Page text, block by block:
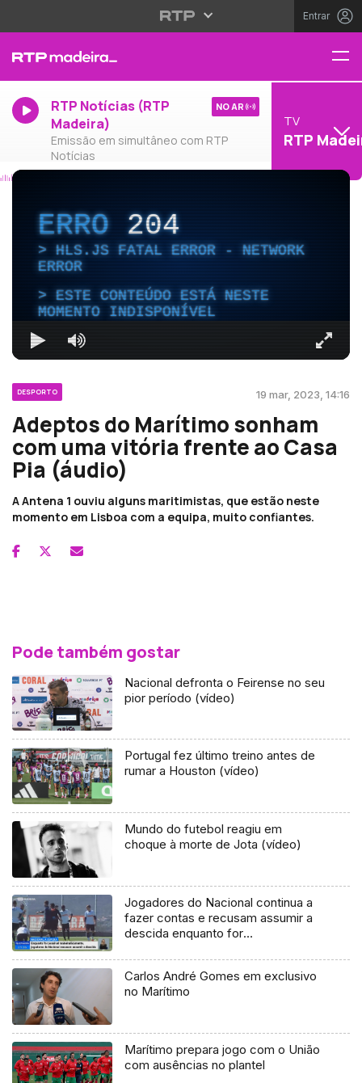
Entrar
RTP Notícias (RTP
Madeira)
Emissão em simultâneo com RTP
Notícias
NO AR
TV
RTP
ERRO204
HLS.JS FATAL ERROR - NETWORK
ERROR
ESTE CONTEÚDO ESTÁ NESTE
MOMENTO INDISPONÍVEL
DESPORTO 19 mar, 2023, 14:16
Adeptos do Marítimo sonham
com uma vitória frente ao Casa
Pia (áudio)
A Antena 1 ouviu alguns maritimistas, que estão neste
momento em Lisboa com a equipa, muito confiantes.
Pode também gostar
Nacional defronta o Feirense no seu
pior período (vídeo)
Portugal fez último treino antes de
rumar a Houston (vídeo)
Mundo do futebol reagiu em
choque à morte de Jota (vídeo)
Jogadores do Nacional continua a
fazer contas e recusam assumir a
descida enquanto for
manutenção
Carlos André Gomes em exclusivo
no Marítimo
Marítimo prepara jogo com o União
com ausências no plantel